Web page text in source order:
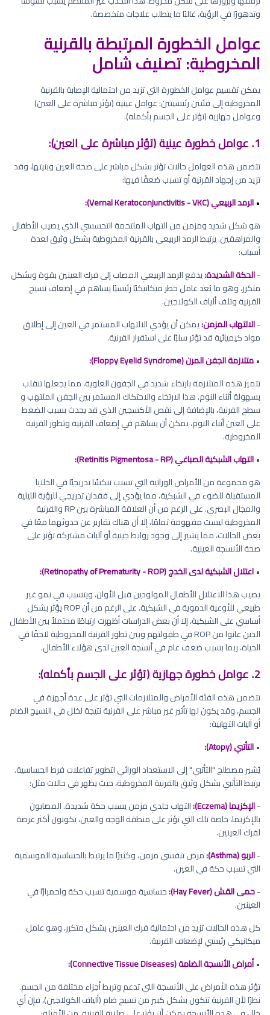
وتدهورًا في الرؤية، غالبًا ما يتطلب علاجات متخصصة.
عوامل الخطورة المرتبطة بالقرنية
المخروطية: تصنيف شامل
يمكن تقسيم عوامل الخطورة التي تزيد من احتمالية الإصابة بالقرنية
المخروطية إلى فئتين رئيسيتين: عوامل عينية (تؤثر مباشرة على العين)
وعوامل جهازية (تؤثر على الجسم بأكمله).
1. عوامل خطورة عينية (تؤثر مباشرة على العين):
تتضمن هذه العوامل حالات تؤثر بشكل مباشر على صحة العين وبنيتها، وقد
تزيد من إجهاد القرنية أو تسبب ضعفًا فيها:
•الرمد الربيعي (Vernal Keratoconjunctivitis - VKC):
هو شكل شديد ومزمن من التهاب الملتحمة التحسسي الذي يصيب الأطفال
والمراهقين. يرتبط الرمد الربيعي بالقرنية المخروطية بشكل وثيق لعدة
أسباب:
-الحكة الشديدة:يدفع الرمد الربيعي المصاب إلى فرك العينين بقوة وبشكل
متكرر، وهو ما يُعد عامل خطر ميكانيكيًا رئيسيًا يساهم في إضعاف نسيج
القرنية وتلف ألياف الكولاجين.
-الالتهاب المزمن:يمكن أن يؤدي الالتهاب المستمر في العين إلى إطلاق
مواد كيميائية قد تؤثر سلبًا على استقرار القرنية.
•متلازمة الجفن المرن (Floppy Eyelid Syndrome):
تتميز هذه المتلازمة بارتخاء شديد في الجفون العلوية، مما يجعلها تنقلب
بسهولة أثناء النوم. هذا الارتخاء والاحتكاك المستمر بين الجفن الملتهب و
سطح القرنية، بالإضافة إلى نقص الأكسجين الذي قد يحدث بسبب الضغط
على العين أثناء النوم، يمكن أن يساهم في إضعاف القرنية وتطور القرنية
المخروطية.
•التهاب الشبكية الصباغي (Retinitis Pigmentosa - RP):
هو مجموعة من الأمراض الوراثية التي تسبب تنكسًا تدريجيًا في الخلايا
المستقبلة للضوء في الشبكية، مما يؤدي إلى فقدان تدريجي للرؤية الليلية
والمجال البصري. على الرغم من أن العلاقة المباشرة بين RP والقرنية
المخروطية ليست مفهومة تمامًا، إلا أن هناك تقارير عن حدوثهما معًا في
بعض الحالات، مما يشير إلى وجود روابط جينية أو آليات مشتركة تؤثر على
صحة الأنسجة العينية.
•اعتلال الشبكية لدى الخدج (Retinopathy of Prematurity - ROP):
يصيب هذا الاعتلال الأطفال المولودين قبل الأوان، ويتسبب في نمو غير
طبيعي للأوعية الدموية في الشبكية. على الرغم من أن ROP يؤثر بشكل
أساسي على الشبكية، إلا أن بعض الدراسات أظهرت ارتباطًا محتملاً بين الأطفال
الذين عانوا من ROP في طفولتهم وبين تطور القرنية المخروطية لاحقًا في
الحياة، ربما بسبب ضعف عام في أنسجة العين لدى هؤلاء الأطفال.
2. عوامل خطورة جهازية (تؤثر على الجسم بأكمله):
تتضمن هذه الفئة الأمراض والمتلازمات التي تؤثر على عدة أجهزة في
الجسم، وقد يكون لها تأثير غير مباشر على القرنية نتيجة لخلل في النسيج الضام
أو آليات التهابية:
•التأتبي (Atopy):
يُشير مصطلح "التأتبي" إلى الاستعداد الوراثي لتطوير تفاعلات فرط الحساسية.
يرتبط التأتبي بشكل وثيق بالقرنية المخروطية، حيث يظهر في حالات مثل:
-الإكزيما (Eczema):
التهاب جلدي مزمن يسبب حكة شديدة. المصابون
بالإكزيما، خاصة تلك التي تؤثر على منطقة الوجه والعين، يكونون أكثر عرضة
لفرك العينين.
-الربو (Asthma):
مرض تنفسي مزمن، وكثيرًا ما يرتبط بالحساسية الموسمية
التي تسبب حكة في العين.
-حمى القش (Hay Fever):
حساسية موسمية تسبب حكة واحمرارًا في
العينين.
كل هذه الحالات تزيد من احتمالية فرك العينين بشكل متكرر، وهو عامل
ميكانيكي رئيسي لإضعاف القرنية.
•أمراض الأنسجة الضامة (Connective Tissue Diseases):
تؤثر هذه الأمراض على الأنسجة التي تدعم وتربط أجزاء مختلفة من الجسم.
نظرًا لأن القرنية تتكون بشكل كبير من نسيج ضام (ألياف الكولاجين)، فإن أي